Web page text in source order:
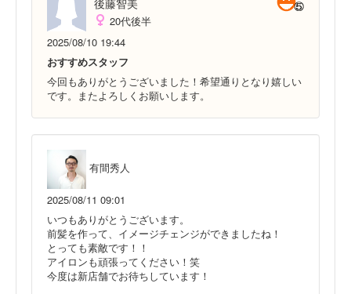
後藤智美
20代後半
2025/08/10 19:44
おすすめスタッフ
今回もありがとうございました！希望通りとなり嬉しい
です。またよろしくお願いします。
有間秀人
2025/08/11 09:01
いつもありがとうございます。
前髪を作って、イメージチェンジができましたね！
とっても素敵です！！
アイロンも頑張ってください！笑
今度は新店舗でお待ちしています！